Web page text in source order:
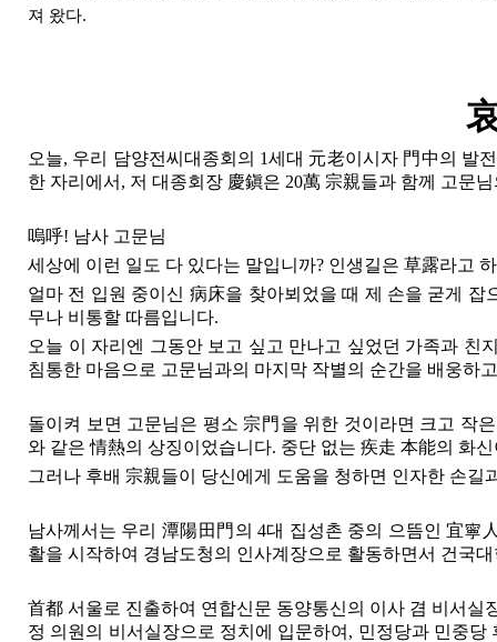
져 왔다.
오늘, 우리 담양전씨대종회의 1세대 元老이시자 門中의 발
한 자리에서, 저 대종회장 慶鎭은 20萬 宗親들과 함께 고문
嗚呼! 남사 고문님
세상에 이런 일도 다 있다는 말입니까? 인생길은 草露라고
얼마 전 입원 중이신 病床을 찾아뵈었을 때 제 손을 굳게
무나 비통할 따름입니다.
오늘 이 자리엔 그동안 보고 싶고 만나고 싶었던 가족과
침통한 마음으로 고문님과의 마지막 작별의 순간을 배웅하
돌이켜 보면 고문님은 평소 宗門을 위한 것이라면 크고 작
와 같은 情熱의 상징이었습니다. 중단 없는 疾走 本能의 화
그러나 후배 宗親들이 당신에게 도움을 청하면 인자한 손
남사께서는 우리 潭陽田門의 4대 집성촌 중의 으뜸인 宜寧
활을 시작하여 경남도청의 인사계장으로 활동하면서 건국
首都 서울로 진출하여 연합신문 동양통신의 이사 겸 비서
정 의원의 비서실장으로 정치에 입문하여, 민정당과 민중